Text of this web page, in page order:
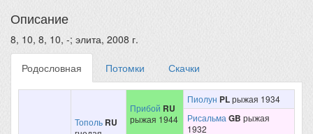
Описание
8, 10, 8, 10, -; элита, 2008 г.
Родословная Потомки Скачки
Тополь RU
Прибой RU
рыжая 1944
Пиолун PLрыжая 1934
Рисальма GB рыжая
1932